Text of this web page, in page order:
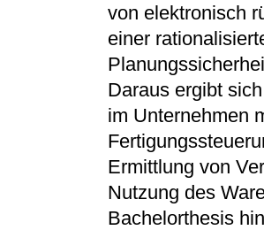
von elektronisch
einer
Daraus ergibt
im Unternehmen
Ermittlung von
Nutzung des
Bachelorthesis